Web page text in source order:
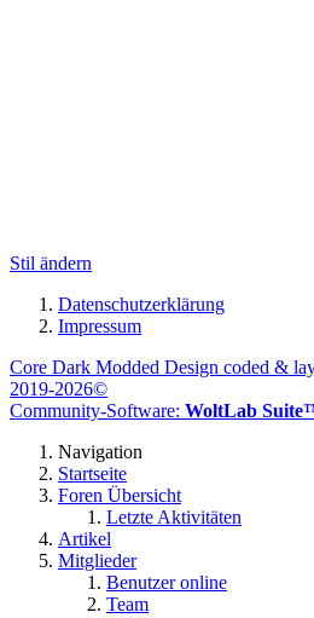
Stil ändern
Datenschutzerklärung
Impressum
Core Dark Modded Design coded &
2019-2026©
Community-Software: WoltLab
Navigation
Startseite
Foren Übersicht
Letzte Aktivitäten
Artikel
Mitglieder
Benutzer online
Team